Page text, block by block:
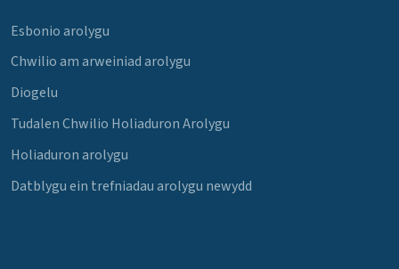
Esbonio arolygu
Chwilio am arweiniad arolygu
Diogelu
Tudalen Chwilio Holiaduron Arolygu
Holiaduron arolygu
Datblygu ein trefniadau arolygu newydd